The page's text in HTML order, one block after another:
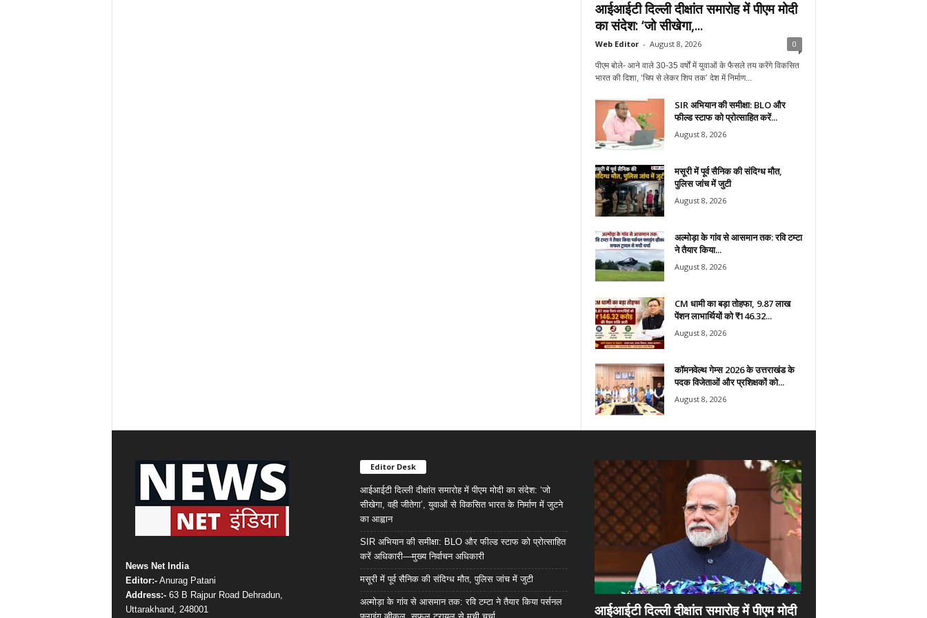
आईआईटी दिल्ली दीक्षांत समारोह में पीएम मोदी
का संदेश: ‘जो सीखेगा,...
Web Editor - August 8, 2026 0
पीएम बोले- आने वाले 30-35 वर्षों में युवाओं के फैसले तय करेंगे विकसित
भारत की दिशा, ‘चिप से लेकर शिप तक’ देश में निर्माण...
SIR अभियान की समीक्षा: BLO और
फील्ड स्टाफ को प्रोत्साहित करें...
August 8, 2026
मसूरी में पूर्व सैनिक की संदिग्ध मौत,
पुलिस जांच में जुटी
August 8, 2026
अल्मोड़ा के गांव से आसमान तक: रवि टम्टा
ने तैयार किया...
August 8, 2026
CM धामी का बड़ा तोहफा, 9.87 लाख
पेंशन लाभार्थियों को ₹146.32...
August 8, 2026
कॉमनवेल्थ गेम्स 2026 के उत्तराखंड के
पदक विजेताओं और प्रशिक्षकों को...
August 8, 2026
News Net India
Editor:-Anurag Patani
Address:-63 B Rajpur Road Dehradun,
Uttarakhand, 248001
Editor Desk
आईआईटी दिल्ली दीक्षांत समारोह में पीएम मोदी का संदेश: ‘जो
सीखेगा, वही जीतेगा’, युवाओं से विकसित भारत के निर्माण में जुटने
का आह्वान
SIR अभियान की समीक्षा: BLO और फील्ड स्टाफ को प्रोत्साहित
करें अधिकारी—मुख्य निर्वाचन अधिकारी
मसूरी में पूर्व सैनिक की संदिग्ध मौत, पुलिस जांच में जुटी
अल्मोड़ा के गांव से आसमान तक: रवि टम्टा ने तैयार किया पर्सनल
आईआईटी दिल्ली दीक्षांत समारोह में पीएम मोदी